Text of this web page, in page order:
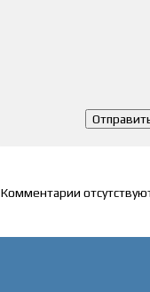
Комментарии